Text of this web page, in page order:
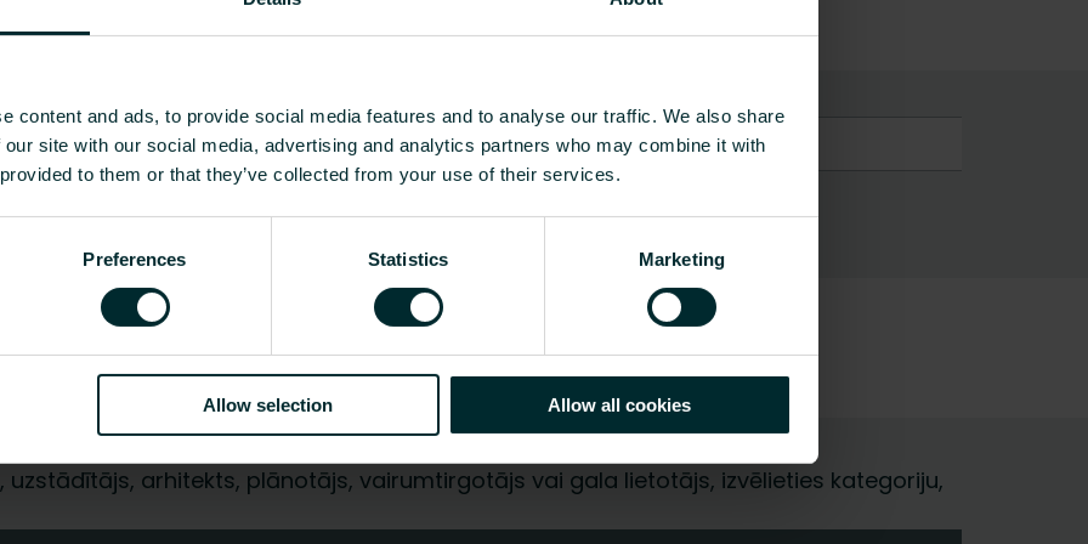
content and ads, to provide social media features and to analyse our traffic. We also share
site with our social media, advertising and analytics partners who may combine it with
to them or that they’ve collected from your use of their services.
Preferences Statistics Marketing
Allow selection Allow all cookies
EC010381 - Piederumi/rezerves daļas grīdas apkurei
Rādīt visu
Kg ekvivalents uz kg materiāla
arhitekts, plānotājs, vairumtirgotājs vai gala lietotājs, izvēlieties kategoriju,